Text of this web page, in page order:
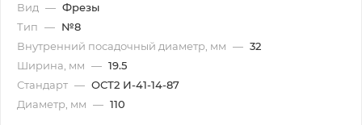
Вид — Фрезы
Тип — №8
Внутренний посадочный диаметр, мм — 32
Ширина, мм — 19.5
Стандарт — ОСТ2 И-41-14-87
Диаметр, мм — 110